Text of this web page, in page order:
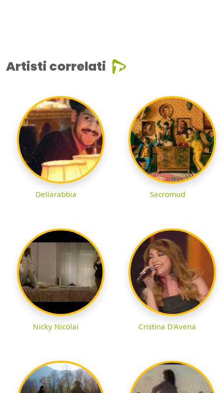
Artisti correlati
Dellarabbia Sacromud
Nicky Nicolai Cristina D'Avena